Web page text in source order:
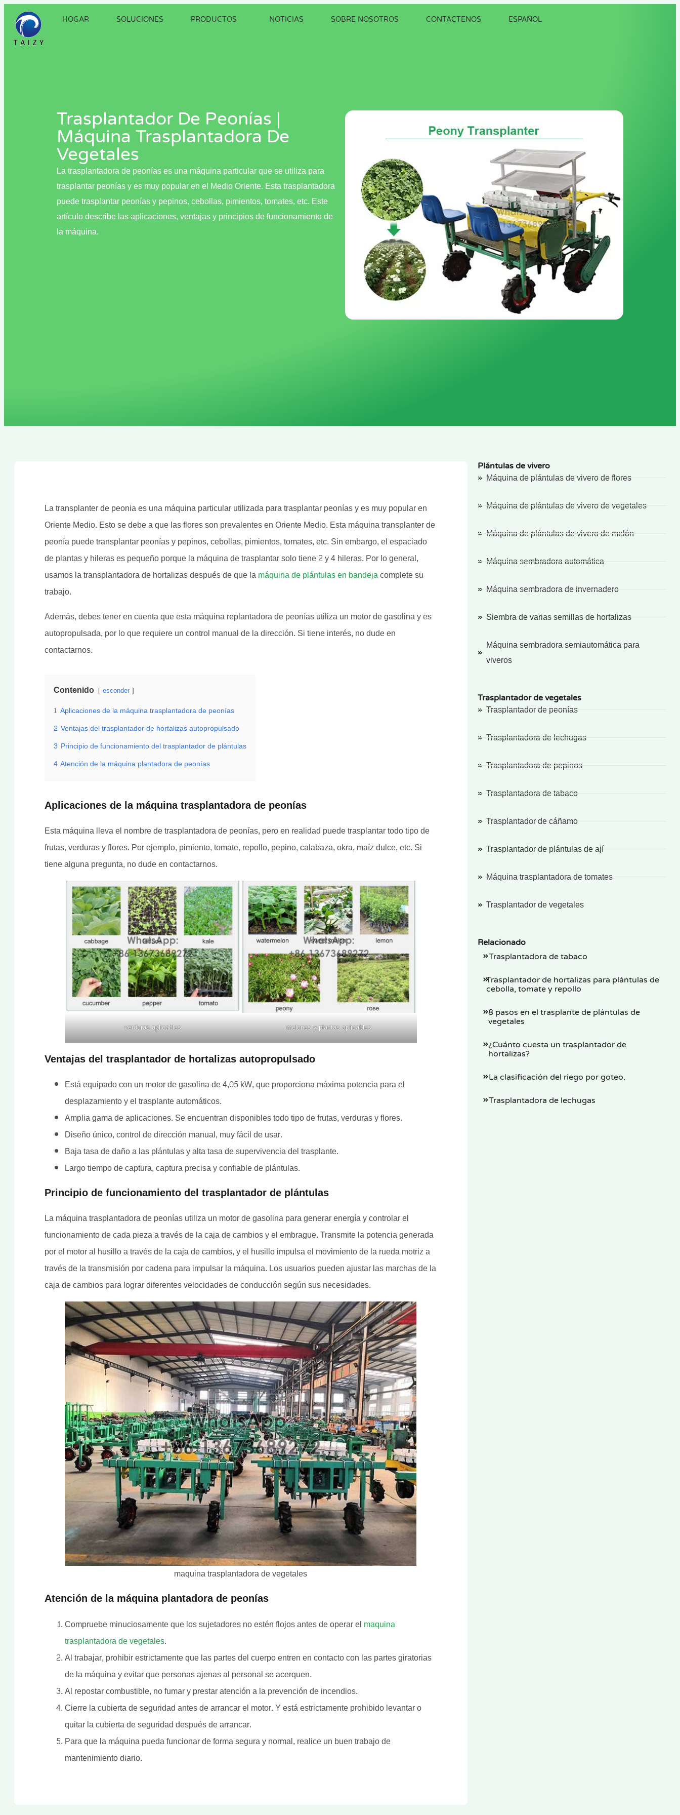
HOGAR SOLUCIONES PRODUCTOS NOTICIAS SOBRE NOSOTROS CONTÁCTENOS ESPAÑOL
Trasplantador De Peonías |
Máquina Trasplantadora De
Vegetales
La trasplantadora de peonías es una máquina particular que se utiliza para
trasplantar peonías y es muy popular en el Medio Oriente. Esta trasplantadora
puede trasplantar peonías y pepinos, cebollas, pimientos, tomates, etc. Este
artículo describe las aplicaciones, ventajas y principios de funcionamiento de
la máquina.
La transplanter de peonia es una máquina particular utilizada para trasplantar peonías y es muy popular en
Oriente Medio. Esto se debe a que las flores son prevalentes en Oriente Medio. Esta máquina transplanter de
peonía puede transplantar peonías y pepinos, cebollas, pimientos, tomates, etc. Sin embargo, el espaciado
de plantas y hileras es pequeño porque la máquina de trasplantar solo tiene 2 y 4 hileras. Por lo general,
usamos la transplantadora de hortalizas después de que lamáquina de plántulas en bandejacomplete su
trabajo.
Además, debes tener en cuenta que esta máquina replantadora de peonías utiliza un motor de gasolina y es
autopropulsada, por lo que requiere un control manual de la dirección. Si tiene interés, no dude en
contactarnos.
Contenido esconder
1 Aplicaciones de la máquina trasplantadora de peonías
2 Ventajas del trasplantador de hortalizas autopropulsado
3 Principio de funcionamiento del trasplantador de plántulas
4 Atención de la máquina plantadora de peonías
Aplicaciones de la máquina trasplantadora de peonías
Esta máquina lleva el nombre de trasplantadora de peonías, pero en realidad puede trasplantar todo tipo de
frutas, verduras y flores. Por ejemplo, pimiento, tomate, repollo, pepino, calabaza, okra, maíz dulce, etc. Si
tiene alguna pregunta, no dude en contactarnos.
verduras aplicables melones y plantas aplicables
Ventajas del trasplantador de hortalizas autopropulsado
Está equipado con un motor de gasolina de 4,05 kW, que proporciona máxima potencia para el
desplazamiento y el trasplante automáticos.
Amplia gama de aplicaciones. Se encuentran disponibles todo tipo de frutas, verduras y flores.
Diseño único, control de dirección manual, muy fácil de usar.
Baja tasa de daño a las plántulas y alta tasa de supervivencia del trasplante.
Largo tiempo de captura, captura precisa y confiable de plántulas.
Principio de funcionamiento del trasplantador de plántulas
La máquina trasplantadora de peonías utiliza un motor de gasolina para generar energía y controlar el
funcionamiento de cada pieza a través de la caja de cambios y el embrague. Transmite la potencia generada
por el motor al husillo a través de la caja de cambios, y el husillo impulsa el movimiento de la rueda motriz a
través de la transmisión por cadena para impulsar la máquina. Los usuarios pueden ajustar las marchas de la
caja de cambios para lograr diferentes velocidades de conducción según sus necesidades.
maquina trasplantadora de vegetales
Atención de la máquina plantadora de peonías
Compruebe minuciosamente que los sujetadores no estén flojos antes de operar el maquina
trasplantadora de vegetales.
Al trabajar, prohibir estrictamente que las partes del cuerpo entren en contacto con las partes giratorias
de la máquina y evitar que personas ajenas al personal se acerquen.
Al repostar combustible, no fumar y prestar atención a la prevención de incendios.
Cierre la cubierta de seguridad antes de arrancar el motor. Y está estrictamente prohibido levantar o
quitar la cubierta de seguridad después de arrancar.
Para que la máquina pueda funcionar de forma segura y normal, realice un buen trabajo de
mantenimiento diario.
Plántulas de vivero
Máquina de plántulas de vivero de flores
Máquina de plántulas de vivero de vegetales
Máquina de plántulas de vivero de melón
Máquina sembradora automática
Máquina sembradora de invernadero
Siembra de varias semillas de hortalizas
Máquina sembradora semiautomática para
viveros
Trasplantador de vegetales
Trasplantador de peonías
Trasplantadora de lechugas
Trasplantadora de pepinos
Trasplantadora de tabaco
Trasplantador de cáñamo
Trasplantador de plántulas de ají
Máquina trasplantadora de tomates
Trasplantador de vegetales
Relacionado
Trasplantadora de tabaco
Trasplantador de hortalizas para plántulas de
cebolla, tomate y repollo
8 pasos en el trasplante de plántulas de
vegetales
¿Cuánto cuesta un trasplantador de
hortalizas?
La clasificación del riego por goteo.
Trasplantadora de lechugas